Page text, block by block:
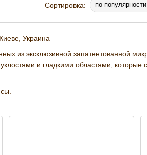
Сортировка: по популярности
Украина
из эксклюзивной запатентованной
и гладкими областями, которые
и антицеллюлитного